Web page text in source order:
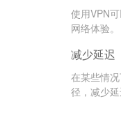
使用VPN
网络体验。
减少延迟
在某些情
径，减少延